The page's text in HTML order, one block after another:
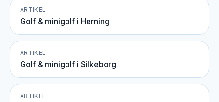
ARTIKEL
Golf & minigolf i Herning
ARTIKEL
Golf & minigolf i Silkeborg
ARTIKEL